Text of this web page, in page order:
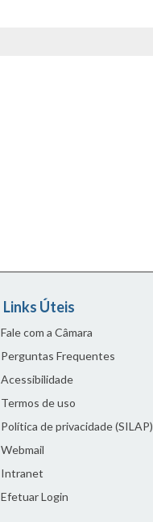
Links Úteis
Fale com a Câmara
Perguntas Frequentes
Acessibilidade
Termos de uso
Política de privacidade (SILAP)
Webmail
Intranet
Efetuar Login